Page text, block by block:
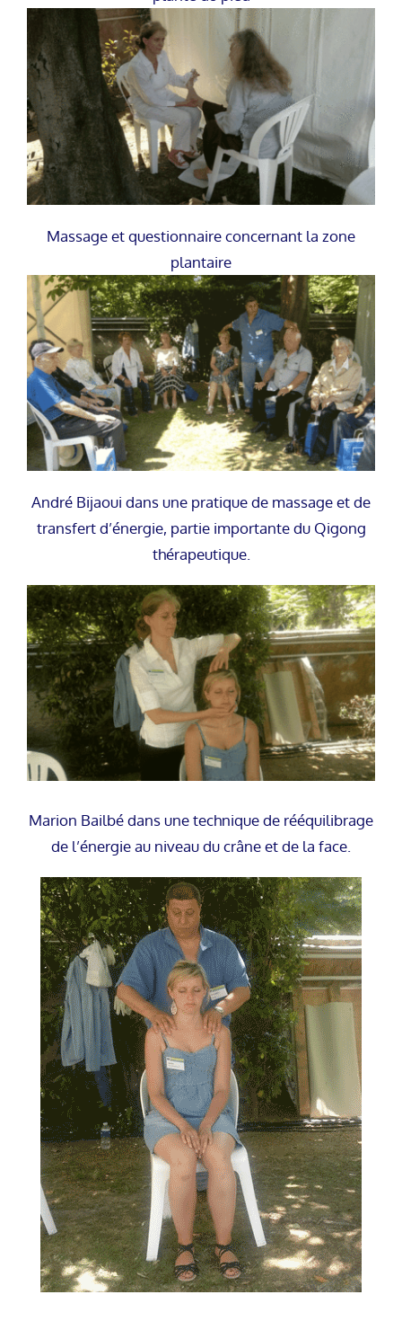
Massage et questionnaire concernant la zone
plantaire
André Bijaoui dans une pratique de massage et de
transfert d’énergie, partie importante du Qigong
thérapeutique.
Marion Bailbé dans une technique de rééquilibrage
de l’énergie au niveau du crâne et de la face.